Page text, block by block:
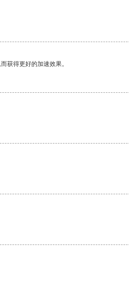
获得更好的加速效果。